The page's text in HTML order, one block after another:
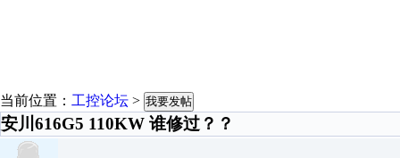
当前位置： 工控论坛 > 我要发帖
安川616G5 110KW 谁修过？？